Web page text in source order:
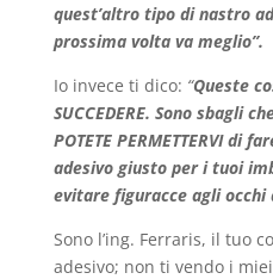
quest’altro tipo di nastro
prossima volta va meglio”.
Io invece ti dico: “Queste
SUCCEDERE. Sono sbagli
POTETE PERMETTERVI di
adesivo giusto per i tuoi
evitare figuracce agli occhi
Sono l’ing. Ferraris, il tuo
adesivo; non ti vendo i